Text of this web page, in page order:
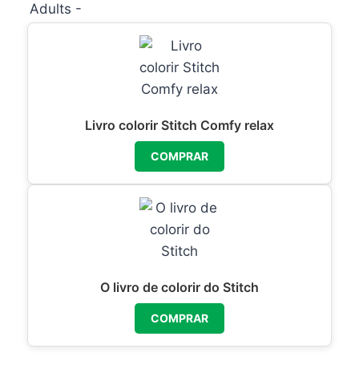
Livro colorir Stitch Comfy relax
COMPRAR
O livro de colorir do Stitch
COMPRAR